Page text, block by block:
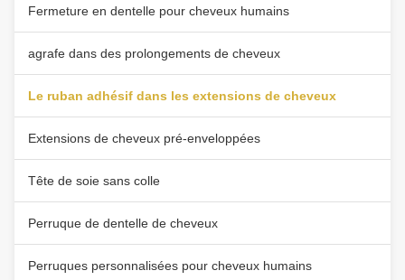
Fermeture en dentelle pour cheveux humains
agrafe dans des prolongements de cheveux
Le ruban adhésif dans les extensions de cheveux
Extensions de cheveux pré-enveloppées
Tête de soie sans colle
Perruque de dentelle de cheveux
Perruques personnalisées pour cheveux humains